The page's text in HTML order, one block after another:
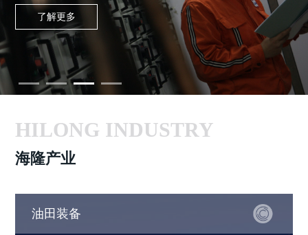
了解更多
HILONG INDUSTRY
海隆产业
油田装备